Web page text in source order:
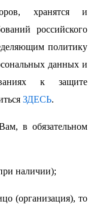
хранятся и
российского
политику
данных и
к защите
ЗДЕСЬ.
в обязательном
наличии);
(организация), то